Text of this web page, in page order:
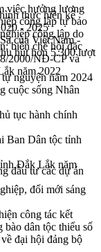
thực hiện kế
- 2025
của Việt Nam -
hút hơn 5.300 lượt
nguyện năm 2024
cuộc sống Nhân
tục hành chính
Ban Dân tộc tỉnh
Đắk Lắk năm
đổi mới sáng
công tác kết
dân tộc thiểu số
đại hội đảng bộ
việc hưởng lương
công lập tự bảo
công lập do
biên chế hội đặc
2000/NĐ-CP và
năm 2022
đầu tư các dự án